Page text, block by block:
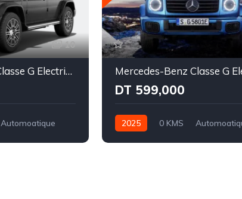
10
Mercedes-Benz Classe G Electrique580 EQ AMG Line Superior
Automoatique
DT 599,000
2025 0 KMS